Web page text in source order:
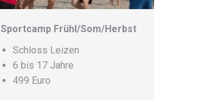
Sportcamp Frühl/Som/Herbst
Schloss Leizen
6 bis 17 Jahre
499 Euro